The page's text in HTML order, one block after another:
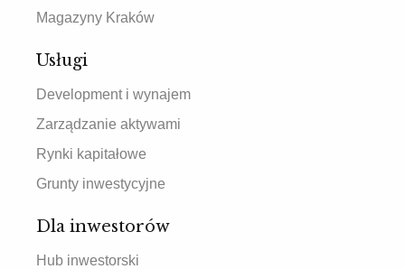
Magazyny Kraków
Usługi
Development i wynajem
Zarządzanie aktywami
Rynki kapitałowe
Grunty inwestycyjne
Dla inwestorów
Hub inwestorski